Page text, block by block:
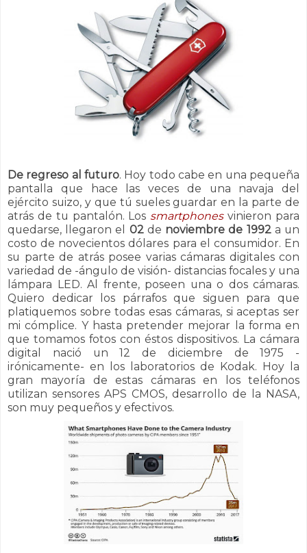
De regreso al futuro. Hoy todo cabe en una pequeña
pantalla que hace las veces de una navaja del
ejército suizo, y que tú sueles guardar en la parte de
atrás de tu pantalón. Los smartphonesvinieron para
quedarse, llegaron el 02de noviembre de 1992a un
costo de novecientos dólares para el consumidor. En
su parte de atrás posee varias cámaras digitales con
variedad de -ángulo de visión- distancias focales y una
lámpara LED. Al frente, poseen una o dos cámaras.
Quiero dedicar los párrafos que siguen para que
platiquemos sobre todas esas cámaras, si aceptas ser
mi cómplice. Y hasta pretender mejorar la forma en
que tomamos fotos con éstos dispositivos. La cámara
digital nació un 12 de diciembre de 1975 -
irónicamente- en los laboratorios de Kodak. Hoy la
gran mayoría de estas cámaras en los teléfonos
utilizan sensores APS CMOS, desarrollo de la NASA,
son muy pequeños y efectivos.